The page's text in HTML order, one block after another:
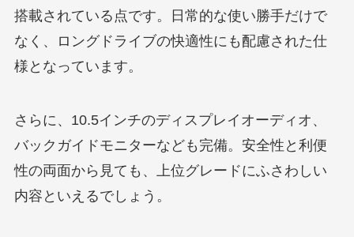
搭載されている点です。日常的な使い勝手だけで
なく、ロングドライブの快適性にも配慮された仕
様となっています。
さらに、10.5インチのディスプレイオーディオ、
バックガイドモニターなども完備。安全性と利便
性の両面から見ても、上位グレードにふさわしい
内容といえるでしょう。